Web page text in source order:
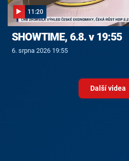
11:20
SHOWTIME, 6.8. v 19:55
6. srpna 2026 19:55
Další videa